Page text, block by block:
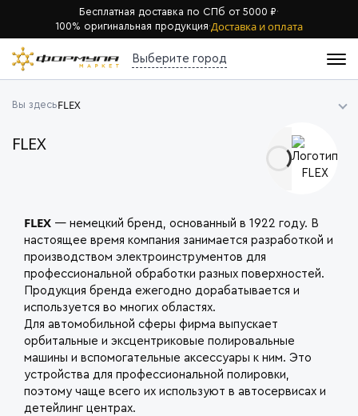
Бесплатная доставка по СПб от 5000 ₽·
100% оригинальная продукция·Доставка и оплата
Выберите город
Вы здесьFLEX
FLEX
FLEX — немецкий бренд, основанный в 1922 году. В
настоящее время компания занимается разработкой и
производством электроинструментов для
профессиональной обработки разных поверхностей.
Продукция бренда ежегодно дорабатывается и
используется во многих областях.
Для автомобильной сферы фирма выпускает
орбитальные и эксцентриковые полировальные
машины и вспомогательные аксессуары к ним. Это
устройства для профессиональной полировки,
поэтому чаще всего их используют в автосервисах и
детейлинг центрах.